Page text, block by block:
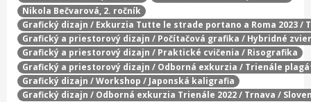
Nikola Bečvarová, 2. ročník
Grafický dizajn / Exkurzia Tutte le strade portano a Roma 2023 /
Grafický a priestorový dizajn / Počítačová grafika / Hybridné
Grafický a priestorový dizajn / Praktické cvičenia / Risografika
Grafický a priestorový dizajn / Odborná exkurzia / Trienále
Grafický dizajn / Workshop / Japonská kaligrafia
Grafický dizajn / Odborná exkurzia Trienále 2022 / Trnava /